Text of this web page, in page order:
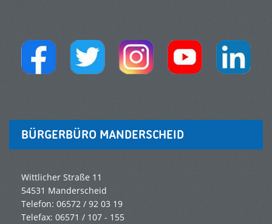
BÜRGERBÜRO MANDERSCHEID
Wittlicher Straße 11
54531 Manderscheid
Telefon: 06572 / 92 03 19
Telefax: 06571 / 107 - 155